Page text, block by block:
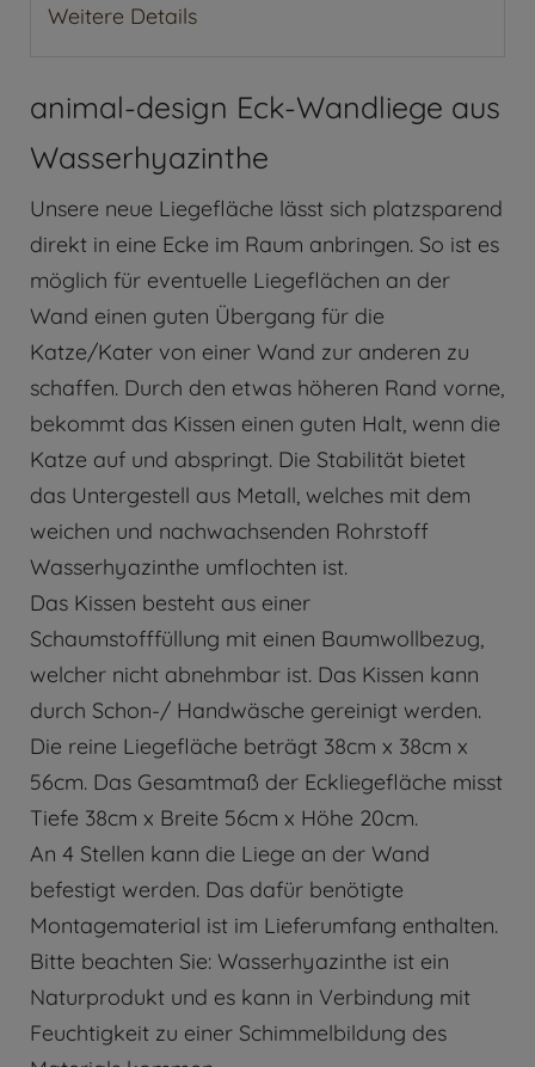
Weitere Details
animal-design Eck-Wandliege aus
Wasserhyazinthe
Unsere neue Liegefläche lässt sich platzsparend
direkt in eine Ecke im Raum anbringen. So ist es
möglich für eventuelle Liegeflächen an der
Wand einen guten Übergang für die
Katze/Kater von einer Wand zur anderen zu
schaffen. Durch den etwas höheren Rand vorne,
bekommt das Kissen einen guten Halt, wenn die
Katze auf und abspringt. Die Stabilität bietet
das Untergestell aus Metall, welches mit dem
weichen und nachwachsenden Rohrstoff
Wasserhyazinthe umflochten ist.
Das Kissen besteht aus einer
Schaumstofffüllung mit einen Baumwollbezug,
welcher nicht abnehmbar ist. Das Kissen kann
durch Schon-/ Handwäsche gereinigt werden.
Die reine Liegefläche beträgt 38cm x 38cm x
56cm. Das Gesamtmaß der Eckliegefläche misst
Tiefe 38cm x Breite 56cm x Höhe 20cm.
An 4 Stellen kann die Liege an der Wand
befestigt werden. Das dafür benötigte
Montagematerial ist im Lieferumfang enthalten.
Bitte beachten Sie: Wasserhyazinthe ist ein
Naturprodukt und es kann in Verbindung mit
Feuchtigkeit zu einer Schimmelbildung des